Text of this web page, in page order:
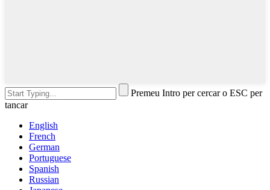
Premeu Intro per cercar o ESC per
tancar
English
French
German
Portuguese
Spanish
Russian